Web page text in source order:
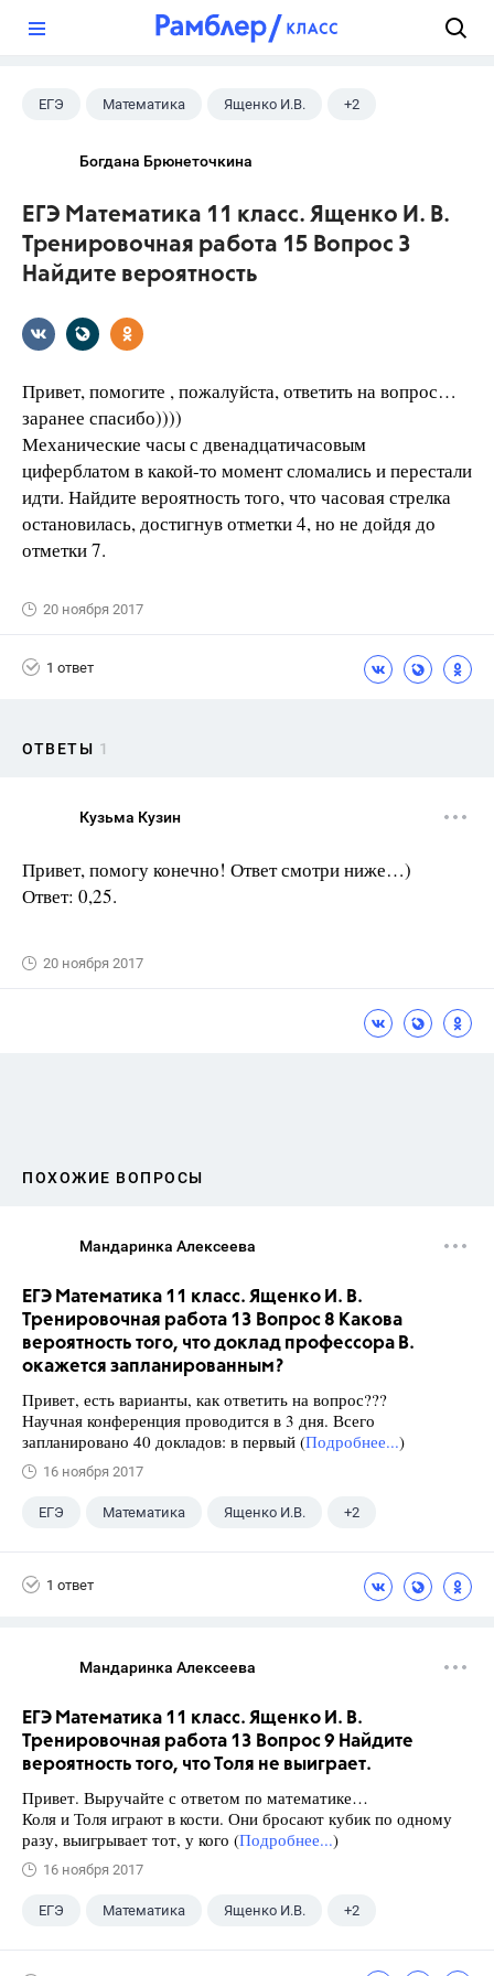
ЕГЭ Математика Ященко И.В. +2
Богдана Брюнеточкина
ЕГЭ Математика 11 класс. Ященко И. В.
Тренировочная работа 15 Вопрос 3
Найдите вероятность
Привет, помогите , пожалуйста, ответить на вопрос…
заранее спасибо))))
Механические часы с двенадцатичасовым
циферблатом в какой-то момент сломались и перестали
идти. Найдите вероятность того, что часовая стрелка
остановилась, достигнув отметки 4, но не дойдя до
отметки 7.
20 ноября 2017
1 ответ
ОТВЕТЫ 1
Кузьма Кузин
Привет, помогу конечно! Ответ смотри ниже…)
Ответ: 0,25.
20 ноября 2017
ПОХОЖИЕ ВОПРОСЫ
Мандаринка Алексеева
ЕГЭ Математика 11 класс. Ященко И. В.
Тренировочная работа 13 Вопрос 8 Какова
вероятность того, что доклад профессора В.
окажется запланированным?
Привет, есть варианты, как ответить на вопрос???
Научная конференция проводится в 3 дня. Всего
запланировано 40 докладов: в первый (Подробнее...)
16 ноября 2017
ЕГЭ Математика Ященко И.В. +2
1 ответ
Мандаринка Алексеева
ЕГЭ Математика 11 класс. Ященко И. В.
Тренировочная работа 13 Вопрос 9 Найдите
вероятность того, что Толя не выиграет.
Привет. Выручайте с ответом по математике…
Коля и Толя играют в кости. Они бросают кубик по одному
разу, выигрывает тот, у кого (Подробнее...)
16 ноября 2017
ЕГЭ Математика Ященко И.В. +2